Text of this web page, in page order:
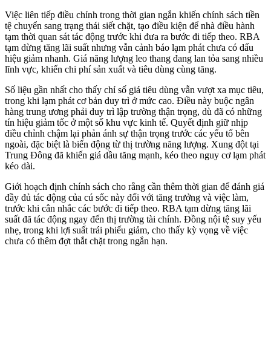
Việc liên tiếp điều chỉnh trong thời gian ngắn khiến chính sách tiền
tệ chuyển sang trạng thái siết chặt, tạo điều kiện để nhà điều hành
tạm thời quan sát tác động trước khi đưa ra bước đi tiếp theo. RBA
tạm dừng tăng lãi suất nhưng vẫn cảnh báo lạm phát chưa có dấu
hiệu giảm nhanh. Giá năng lượng leo thang đang lan tỏa sang nhiều
lĩnh vực, khiến chi phí sản xuất và tiêu dùng cùng tăng.
Số liệu gần nhất cho thấy chỉ số giá tiêu dùng vẫn vượt xa mục tiêu,
trong khi lạm phát cơ bản duy trì ở mức cao. Điều này buộc ngân
hàng trung ương phải duy trì lập trường thận trọng, dù đã có những
tín hiệu giảm tốc ở một số khu vực kinh tế. Quyết định giữ nhịp
điều chỉnh chậm lại phản ánh sự thận trọng trước các yếu tố bên
ngoài, đặc biệt là biến động từ thị trường năng lượng. Xung đột tại
Trung Đông đã khiến giá dầu tăng mạnh, kéo theo nguy cơ lạm phát
kéo dài.
Giới hoạch định chính sách cho rằng cần thêm thời gian để đánh giá
đầy đủ tác động của cú sốc này đối với tăng trưởng và việc làm,
trước khi cân nhắc các bước đi tiếp theo. RBA tạm dừng tăng lãi
suất đã tác động ngay đến thị trường tài chính. Đồng nội tệ suy yếu
nhẹ, trong khi lợi suất trái phiếu giảm, cho thấy kỳ vọng về việc
chưa có thêm đợt thắt chặt trong ngắn hạn.